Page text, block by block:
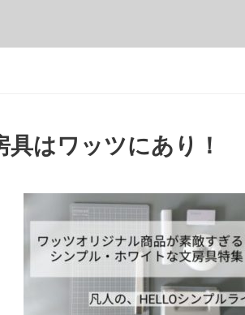
具はワッツにあり！